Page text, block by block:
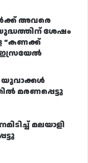
അവരെ
ശേഷം
“കണക്ക്
ഇസ്രയേൽ
യുവാക്കൾ
മരണപ്പെട്ടു
മലയാളി